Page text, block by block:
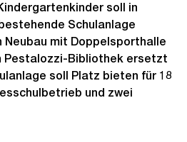
soll in
Schulanlage
Neubau mit Doppelsporthalle
Pestalozzi-Bibliothek ersetzt
soll Platz bieten für 18
und zwei